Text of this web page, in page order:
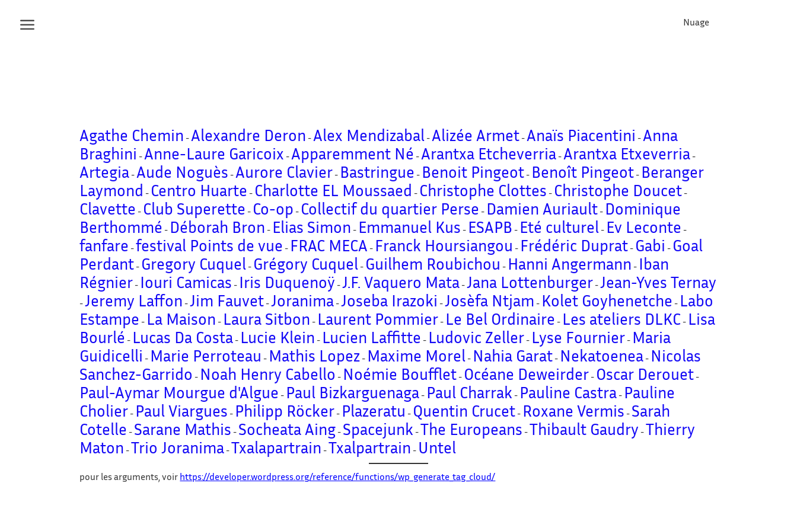
Nuage
Agathe Chemin -Alexandre Deron -Alex Mendizabal -Alizée Armet -Anaïs Piacentini -Anna
Braghini -Anne-Laure Garicoix -Apparemment Né -Arantxa Etcheverria -Arantxa Etxeverria -
Artegia -Aude Noguès -Aurore Clavier - Bastringue - Benoit Pingeot - Benoît Pingeot - Beranger
Laymond - Centro Huarte - Charlotte EL Moussaed - Christophe Clottes - Christophe Doucet -
Clavette - Club Superette - Co-op - Collectif du quartier Perse - Damien Auriault - Dominique
Berthommé - Déborah Bron - Elias Simon - Emmanuel Kus - ESAPB - Eté culturel - Ev Leconte -
fanfare -festival Points de vue - FRAC MECA - Franck Hoursiangou - Frédéric Duprat - Gabi - Goal
Perdant - Gregory Cuquel - Grégory Cuquel - Guilhem Roubichou - Hanni Angermann - Iban
Régnier - Iouri Camicas - Iris Duquenoÿ -J.F. Vaquero Mata -Jana Lottenburger -Jean-Yves Ternay
-Jeremy Laffon -Jim Fauvet -Joranima -Joseba Irazoki -Josèfa Ntjam - Kolet Goyhenetche - Labo
Estampe - La Maison - Laura Sitbon - Laurent Pommier - Le Bel Ordinaire - Les ateliers DLKC - Lisa
Bourlé - Lucas Da Costa - Lucie Klein - Lucien Laffitte - Ludovic Zeller - Lyse Fournier - Maria
Guidicelli - Marie Perroteau - Mathis Lopez - Maxime Morel - Nahia Garat - Nekatoenea - Nicolas
Sanchez-Garrido - Noah Henry Cabello - Noémie Boufflet - Océane Deweirder - Oscar Derouet -
Paul-Aymar Mourgue d'Algue - Paul Bizkarguenaga - Paul Charrak - Pauline Castra - Pauline
Cholier - Paul Viargues - Philipp Röcker - Plazeratu - Quentin Crucet - Roxane Vermis - Sarah
Cotelle - Sarane Mathis - Socheata Aing - Spacejunk -The Europeans -Thibault Gaudry -Thierry
Maton -Trio Joranima -Txalapartrain -Txalpartrain - Untel
pour les arguments, voir https://developer.wordpress.org/reference/functions/wp_generate_tag_cloud/